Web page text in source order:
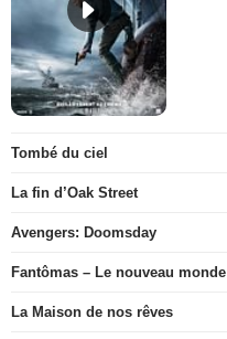
Tombé du ciel
La fin d’Oak Street
Avengers: Doomsday
Fantômas – Le nouveau monde
La Maison de nos rêves